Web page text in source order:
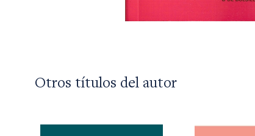
Otros títulos del autor